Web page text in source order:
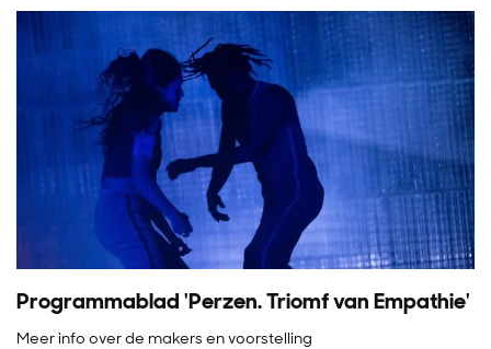
Programmablad 'Perzen. Triomf van Empathie'
Meer info over de makers en voorstelling